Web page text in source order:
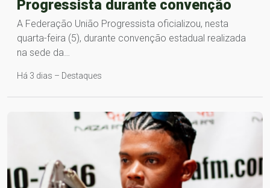
Progressista durante convenção
A Federação União Progressista oficializou, nesta
quarta-feira (5), durante convenção estadual realizada
na sede da…
Há 3 dias – Destaques